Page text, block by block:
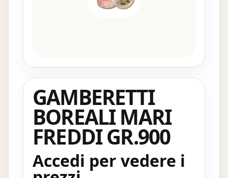
GAMBERETTI
BOREALI MARI
FREDDI GR.900
Accedi per vedere i